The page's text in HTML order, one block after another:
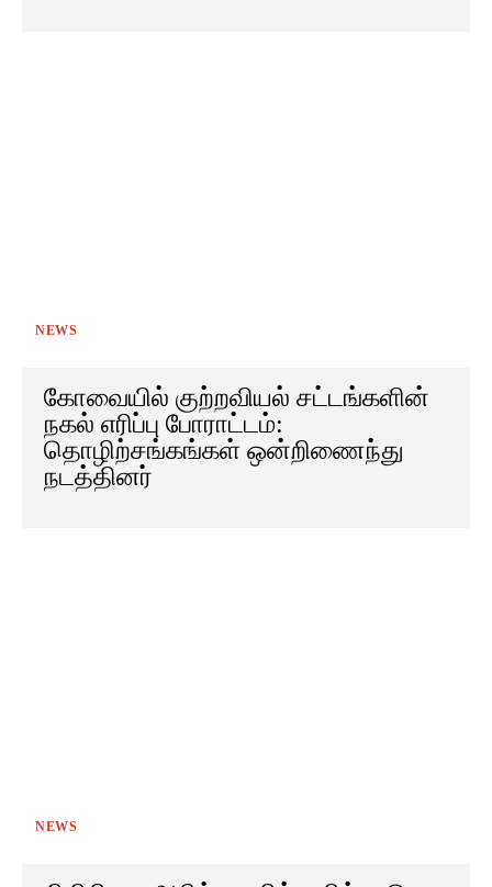
NEWS
கோவையில் குற்றவியல் சட்டங்களின்
நகல் எரிப்பு போராட்டம்:
தொழிற்சங்கங்கள் ஒன்றிணைந்து
நடத்தினர்
NEWS